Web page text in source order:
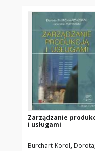
Zarządzanie
i usługami
Burchart-Korol, Dorota